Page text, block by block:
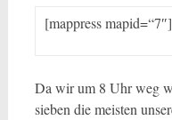
[mappress mapid=“7″]
Da wir um 8 Uhr weg
sieben die meisten